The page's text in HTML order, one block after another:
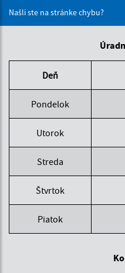
Našli ste na stránke chybu?
Deň
Pondelok
Utorok
Streda
Štvrtok
Piatok